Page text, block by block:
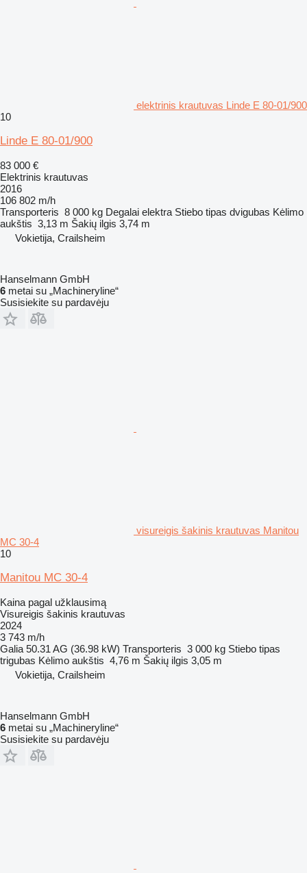
elektrinis krautuvas Linde E 80-01/900
10
Linde E 80-01/900
83 000 €
Elektrinis krautuvas
2016
106 802 m/h
Transporteris 8 000 kg Degalai elektra Stiebo tipas dvigubas Kėlimo
aukštis 3,13 m Šakių ilgis 3,74 m
Vokietija, Crailsheim
Hanselmann GmbH
6 metai su „Machineryline“
Susisiekite su pardavėju
visureigis šakinis krautuvas Manitou
MC 30-4
10
Manitou MC 30-4
Kaina pagal užklausimą
Visureigis šakinis krautuvas
2024
3 743 m/h
Galia 50.31 AG (36.98 kW) Transporteris 3 000 kg Stiebo tipas
trigubas Kėlimo aukštis 4,76 m Šakių ilgis 3,05 m
Vokietija, Crailsheim
Hanselmann GmbH
6 metai su „Machineryline“
Susisiekite su pardavėju